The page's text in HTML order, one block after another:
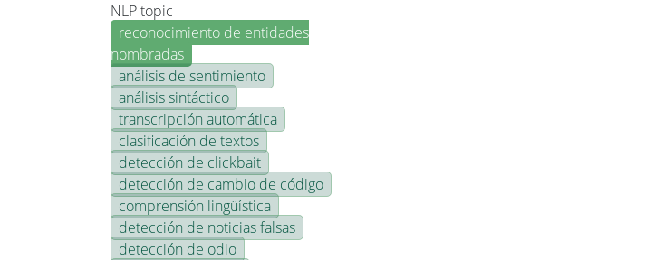
NLP topic
reconocimiento de entidades
nombradas
análisis de sentimiento
análisis sintáctico
transcripción automática
clasificación de textos
detección de clickbait
detección de cambio de código
comprensión lingüística
detección de noticias falsas
detección de odio